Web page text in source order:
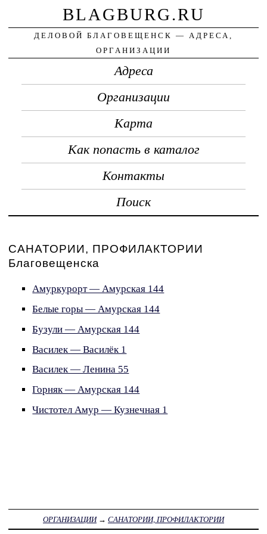
BLAGBURG.RU
ДЕЛОВОЙ БЛАГОВЕЩЕНСК — АДРЕСА,
ОРГАНИЗАЦИИ
Адреса
Организации
Карта
Как попасть в каталог
Контакты
Поиск
САНАТОРИИ, ПРОФИЛАКТОРИИ
Благовещенска
Амуркурорт — Амурская 144
Белые горы — Амурская 144
Бузули — Амурская 144
Василек — Василёк 1
Василек — Ленина 55
Горняк — Амурская 144
Чистотел Амур — Кузнечная 1
ОРГАНИЗАЦИИ→ САНАТОРИИ, ПРОФИЛАКТОРИИ